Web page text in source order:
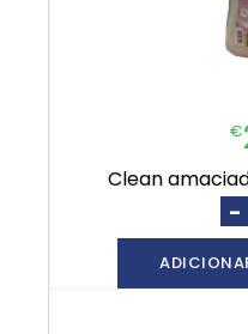
€
clean
-